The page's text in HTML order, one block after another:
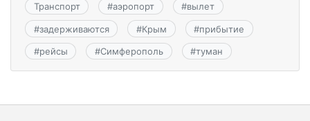
Транспорт #аэропорт #вылет
#задерживаются #Крым #прибытие
#рейсы #Симферополь #туман